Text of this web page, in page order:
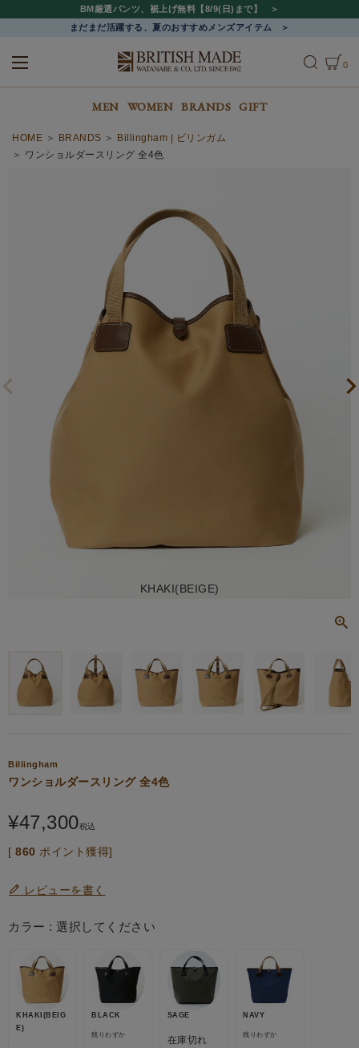
BM厳選パンツ、裾上げ無料【8/9(日)まで】
まだまだ活躍する、夏のおすすめメンズアイテム
0
MEN WOMEN BRANDS GIFT
HOME BRANDS
Billingham | ビリンガム
ワンショルダースリング 全4色
KHAKI(BEIGE)
Billingham
ワンショルダースリング 全4色
¥47,300税込
[ 860 ポイント獲得]
レビューを書く
カラー 選択してください
KHAKI(BEIG
E)
BLACK
残りわずか
SAGE
在庫切れ
NAVY
残りわずか